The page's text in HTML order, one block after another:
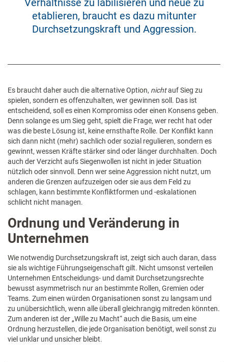
Verhältnisse zu labilisieren und neue zu
etablieren, braucht es dazu mitunter
Durchsetzungskraft und Aggression.
Es braucht daher auch die alternative Option, nichtauf Sieg zu
spielen, sondern es offenzuhalten, wer gewinnen soll. Das ist
entscheidend, soll es einen Kompromiss oder einen Konsens geben.
Denn solange es um Sieg geht, spielt die Frage, wer recht hat oder
was die beste Lösung ist, keine ernsthafte Rolle. Der Konflikt kann
sich dann nicht (mehr) sachlich oder sozial regulieren, sondern es
gewinnt, wessen Kräfte stärker sind oder länger durchhalten. Doch
auch der Verzicht aufs Siegenwollen ist nicht in jeder Situation
nützlich oder sinnvoll. Denn wer seine Aggression nicht nutzt, um
anderen die Grenzen aufzuzeigen oder sie aus dem Feld zu
schlagen, kann bestimmte Konfliktformen und -eskalationen
schlicht nicht managen.
Ordnung und Veränderung in
Unternehmen
Wie notwendig Durchsetzungskraft ist, zeigt sich auch daran, dass
sie als wichtige Führungseigenschaft gilt. Nicht umsonst verteilen
Unternehmen Entscheidungs- und damit Durchsetzungsrechte
bewusst asymmetrisch nur an bestimmte Rollen, Gremien oder
Teams. Zum einen würden Organisationen sonst zu langsam und
zu unübersichtlich, wenn alle überall gleichrangig mitreden könnten.
Zum anderen ist der „Wille zu Macht“ auch die Basis, um eine
Ordnung herzustellen, die jede Organisation benötigt, weil sonst zu
viel unklar und unsicher bleibt.